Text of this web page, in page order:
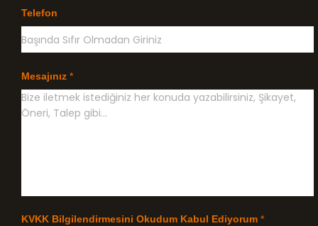
lTelefon
Mesajınız *
KVKK Bilgilendirmesini Okudum Kabul Ediyorum *